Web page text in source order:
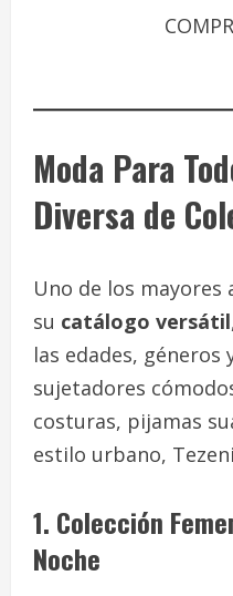
Moda Para
Diversa de
Uno de los mayores
su catálogo versátil
las edades, géneros
sujetadores
costuras, pijamas
estilo urbano,
1. Colección
Noche